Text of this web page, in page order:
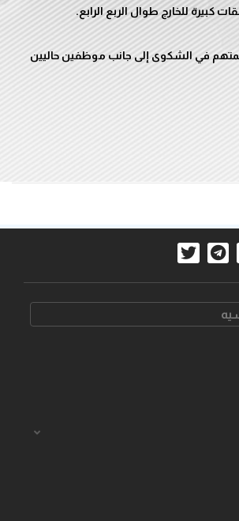
في الشكوى إلى جانب موظفين حاليين